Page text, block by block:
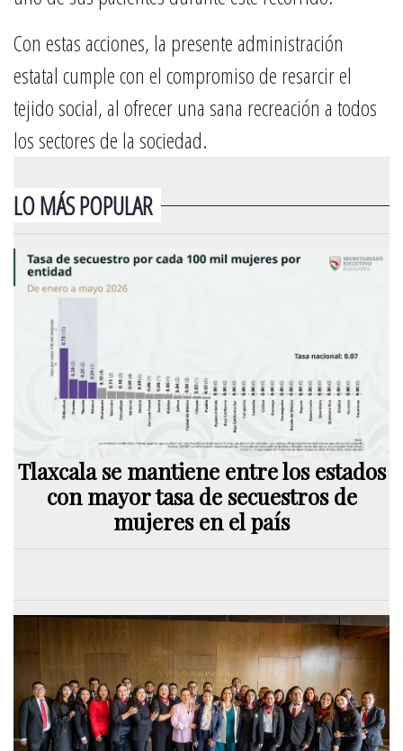
Con estas acciones, la presente administración
estatal cumple con el compromiso de resarcir el
tejido social, al ofrecer una sana recreación a todos
los sectores de la sociedad.
LO MÁS POPULAR
Tlaxcala se mantiene entre los estados
con mayor tasa de secuestros de
mujeres en el país